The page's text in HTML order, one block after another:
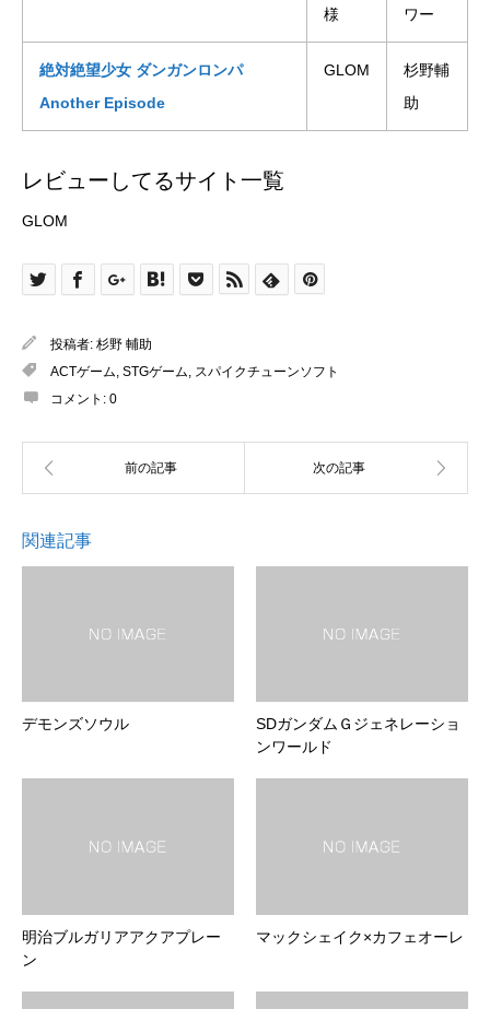
様
ワー
絶対絶望少女 ダンガンロンパ
Another Episode
GLOM
杉野輔
助
レビューしてるサイト一覧
GLOM
投稿者: 杉野 輔助
ACTゲーム STGゲーム
スパイクチューンソフト
コメント: 0
関連記事
デモンズソウル
SDガンダムＧジェネレーショ
ンワールド
明治ブルガリアアクアプレー
ン
マックシェイク×カフェオーレ